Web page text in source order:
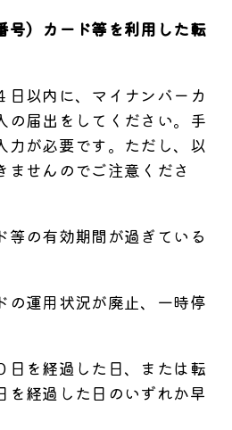
号）カード等を利用した転
日以内に、マイナンバーカ
の届出をしてください。手
力が必要です。ただし、以
ませんのでご注意くださ
等の有効期間が過ぎている
の運用状況が廃止、一時停
日を経過した日、または転
を経過した日のいずれか早